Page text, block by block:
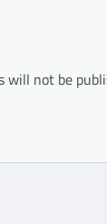
will not be